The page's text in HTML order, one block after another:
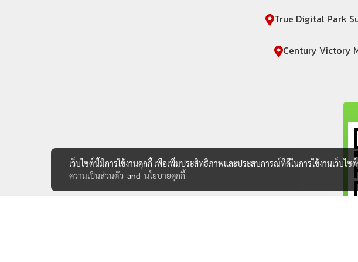
True Digital Park
Century Victory
เว็บไซต์นี้มีการใช้งานคุกกี้ เพื่อเพิ่มประสิทธิภาพและประสบการณ์ที่ดีในการใช้งานเว็บไ
ความเป็นส่วนตัว and นโยบายคุกกี้